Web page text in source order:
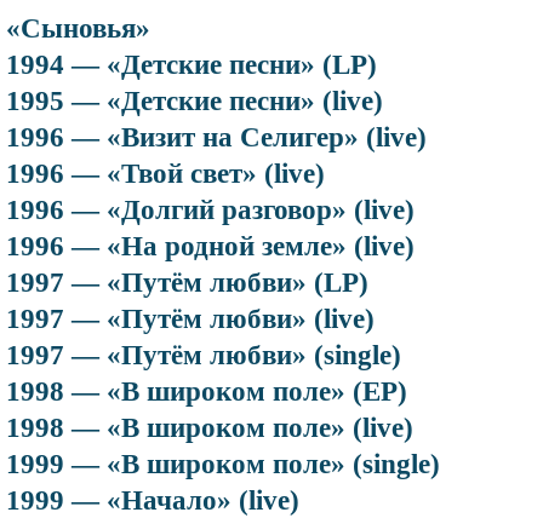
«Сыновья»
1994 — «Детские песни» (LP)
1995 — «Детские песни» (live)
1996 — «Визит на Селигер» (live)
1996 — «Твой свет» (live)
1996 — «Долгий разговор» (live)
1996 — «На родной земле» (live)
1997 — «Путём любви» (LP)
1997 — «Путём любви» (live)
1997 — «Путём любви» (single)
1998 — «В широком поле» (EP)
1998 — «В широком поле» (live)
1999 — «В широком поле» (single)
1999 — «Начало» (live)